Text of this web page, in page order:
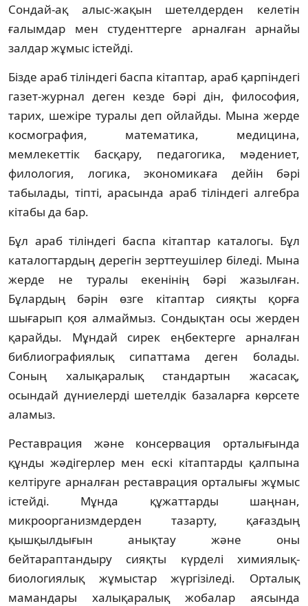
Сондай-ақ алыс-жақын шетелдерден келетін
ғалымдар мен студент­терге арналған арнайы
залдар жұмыс істейді.
Бізде араб тіліндегі баспа кітаптар, араб қар­піндегі
газет-журнал деген кезде бәрі дін, философия,
тарих, шежіре туралы деп ой­лайды. Мына жерде
космография, матема­ти­ка, медицина,
мемлекеттік басқару, педа­го­ги­ка, мәдениет,
филология, логика, эконо­ми­каға дейін бәрі
табылады, тіпті, арасында араб тіліндегі алгебра
кітабы да бар.
Бұл араб тіліндегі баспа кітаптар ката­логы. Бұл
каталогтардың дерегін зерт­­­­теушілер біледі. Мына
жерде не туралы еке­нінің бәрі жазылған.
Бұлардың бәрін өзге кі­таптар сияқты қорға
шығарып қоя алмай­мыз. Сондықтан осы жерден
қарайды. Мұн­дай сирек еңбектерге арналған
библиогра­фия­лық сипаттама деген болады.
Соның ха­лықаралық стандартын жасасақ,
осындай дү­ниелерді шетелдік базаларға көрсете
ала­мыз.
Реставрация және консервация орта­лы­ғында
құнды жәдігерлер мен ескі кітаптарды қал­пына
келтіруге арналған реставрация ор­талығы жұмыс
істейді. Мұнда құжаттарды шаң­нан,
микроорганизмдерден тазарту, қа­ғаз­дың
қышқылдығын анықтау және оны
бейтараптандыру сияқты күрделі химиялық-
биологиялық жұмыстар жүргізіледі. Ор­та­лық
мамандары халықаралық жобалар ая­сын­да